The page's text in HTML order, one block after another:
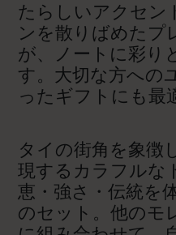
たらしいアクセン
ンを散りばめたプ
が、ノートに彩り
す。大切な方への
ったギフトにも最
タイの街角を象徴
現するカラフルな
恵・強さ・伝統を
のセット。他のモ